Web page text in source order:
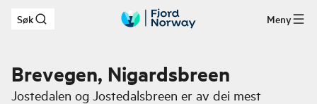
Hopp til hovedinnhold
Søk Meny
Brevegen, Nigardsbreen
Jostedalen og Jostedalsbreen er av dei mest